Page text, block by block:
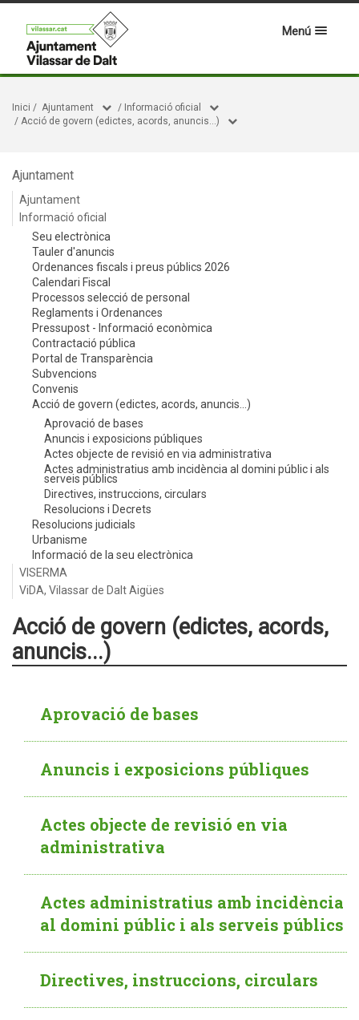
Menú
Inici / Ajuntament / Informació oficial
/ Acció de govern (edictes, acords, anuncis...)
Ajuntament
Ajuntament
Informació oficial
Seu electrònica
Tauler d'anuncis
Ordenances fiscals i preus públics 2026
Calendari Fiscal
Processos selecció de personal
Reglaments i Ordenances
Pressupost - Informació econòmica
Contractació pública
Portal de Transparència
Subvencions
Convenis
Acció de govern (edictes, acords, anuncis...)
Aprovació de bases
Anuncis i exposicions públiques
Actes objecte de revisió en via administrativa
Actes administratius amb incidència al domini públic i als
serveis públics
Directives, instruccions, circulars
Resolucions i Decrets
Resolucions judicials
Urbanisme
Informació de la seu electrònica
VISERMA
ViDA, Vilassar de Dalt Aigües
Acció de govern (edictes, acords,
anuncis...)
Aprovació de bases
Anuncis i exposicions públiques
Actes objecte de revisió en via
administrativa
Actes administratius amb incidència
al domini públic i als serveis públics
Directives, instruccions, circulars